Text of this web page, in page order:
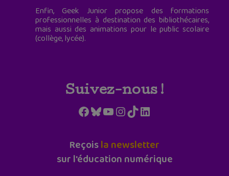
Enfin, Geek Junior propose des formations
professionnelles à destination des bibliothécaires,
mais aussi des animations pour le public scolaire
(collège, lycée).
Suivez-nous !
Facebook
Bluesky
YouTube
Instagram
TikTokLinkedIn
Reçoisla newsletter
sur l'éducation numérique